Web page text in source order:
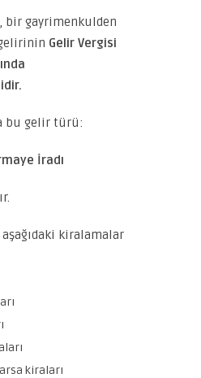
bir gayrimenkulden
Gelir Vergisi
bu gelir türü:
İradı
kiralamalar
kiraları